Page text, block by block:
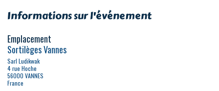
Informations sur l'événement
Emplacement
Sortilèges Vannes
Sarl Ludikwak
4 rue Hoche
56000 VANNES
France